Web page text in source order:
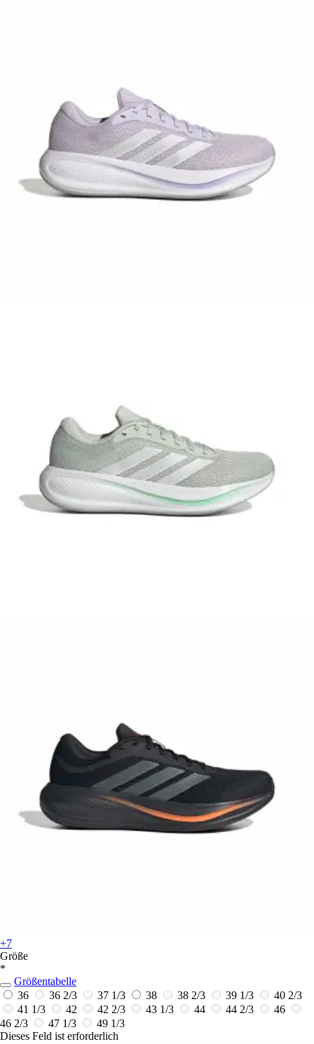
+7
Größe
*
Größentabelle
36
36 2/3 37 1/3 38 38 2/3 39 1/3
40 2/3
41 1/3
42 42 2/3 43 1/3 44 44 2/3
46
46 2/3
47 1/3
49 1/3
Dieses Feld ist erforderlich